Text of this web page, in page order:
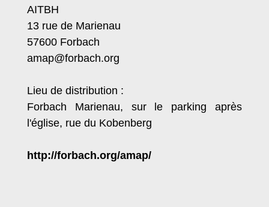
AITBH
13 rue de Marienau
57600 Forbach
amap@forbach.org
Lieu de distribution :
Forbach Marienau, sur le parking après
l'église, rue du Kobenberg
http://forbach.org/amap/